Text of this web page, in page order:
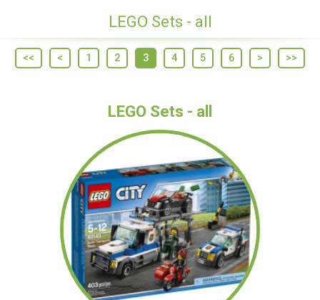
LEGO Sets - all
<< < 1 2 3 4 5 6 > >>
LEGO Sets - all